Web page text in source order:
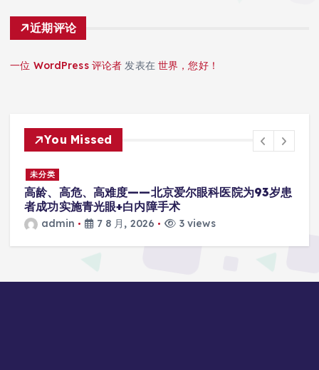
近期评论
一位 WordPress 评论者 发表在世界，您好！
You Missed
未分类
高龄、高危、高难度——北京爱尔眼科医院为93岁患
者成功实施青光眼+白内障手术
admin 7 8 月, 2026 3 views